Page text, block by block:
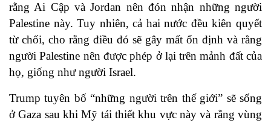
rằng Ai Cập và Jordan nên đón nhận những người
Palestine này. Tuy nhiên, cả hai nước đều kiên quyết
từ chối, cho rằng điều đó sẽ gây mất ổn định và rằng
người Palestine nên được phép ở lại trên mảnh đất của
họ, giống như người Israel.
Trump tuyên bố “những người trên thế giới” sẽ sống
ở Gaza sau khi Mỹ tái thiết khu vực này và rằng vùng